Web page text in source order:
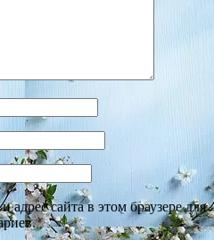
адрес сайта в этом браузере для